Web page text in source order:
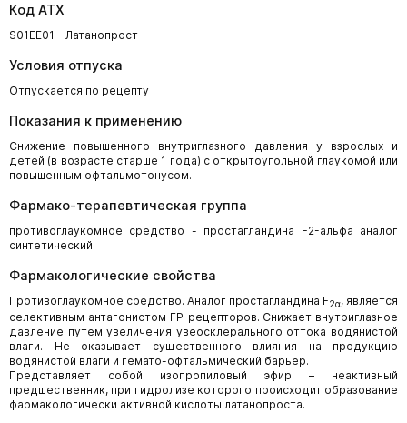
Код АТХ
S01EE01 - Латанопрост
Условия отпуска
Отпускается по рецепту
Показания к применению
Снижение повышенного внутриглазного давления у взрослых и
детей (в возрасте старше 1 года) с открытоугольной глаукомой или
повышенным офтальмотонусом.
Фармако-терапевтическая группа
противоглаукомное средство - простагландина F2-альфа аналог
синтетический
Фармакологические свойства
Противоглаукомное средство. Аналог простагландина F2α, является
селективным антагонистом FP-рецепторов. Снижает внутриглазное
давление путем увеличения увеосклерального оттока водянистой
влаги. Не оказывает существенного влияния на продукцию
водянистой влаги и гемато-офтальмический барьер.
Представляет собой изопропиловый эфир – неактивный
предшественник, при гидролизе которого происходит образование
фармакологически активной кислоты латанопроста.